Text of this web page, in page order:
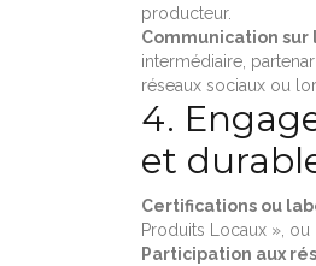
producteur.
Communication sur
intermédiaire,
réseaux sociaux ou
4.
et
Certifications ou
Produits Locaux »,
Participation aux